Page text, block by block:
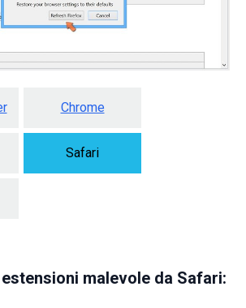
Chrome
Safari
malevole da Safari: